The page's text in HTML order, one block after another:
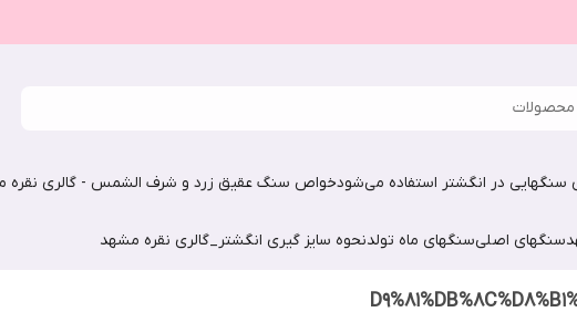
در انگشتر استفاده می‌شودخواص سنگ عقیق زرد و شرف الشمس - گالری نقره
سنگهای اصلیسنگهای ماه تولدنحوه سایز گیری انگشتر_گالری نقره مشهد